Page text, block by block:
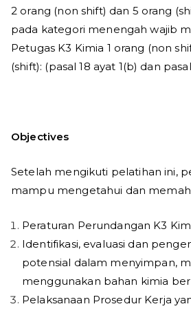
2 orang (non shift) dan 5 orang
pada kategori menengah wajib
Petugas K3 Kimia 1 orang (non
(shift): (pasal 18 ayat 1(b) dan pasal
Objectives
Setelah mengikuti pelatihan ini,
mampu mengetahui dan
Peraturan Perundangan K3
Identifikasi, evaluasi dan
potensial dalam menyimpan,
menggunakan bahan kimia
Pelaksanaan Prosedur Kerja